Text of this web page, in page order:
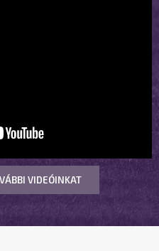
VIDEÓINKAT